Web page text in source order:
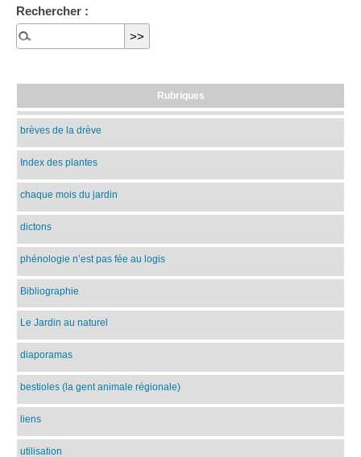
Rechercher :
Rubriques
brèves de la drève
Index des plantes
chaque mois du jardin
dictons
phénologie n’est pas fée au logis
Bibliographie
Le Jardin au naturel
diaporamas
bestioles (la gent animale régionale)
liens
utilisation